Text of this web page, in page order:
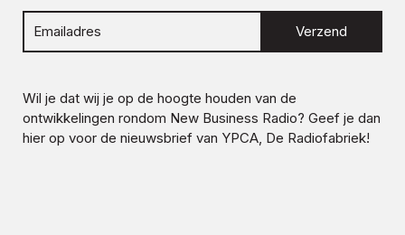
Verzend
Wil je dat wij je op de hoogte houden van de
ontwikkelingen rondom New Business Radio? Geef je dan
hier op voor de nieuwsbrief van YPCA, De Radiofabriek!